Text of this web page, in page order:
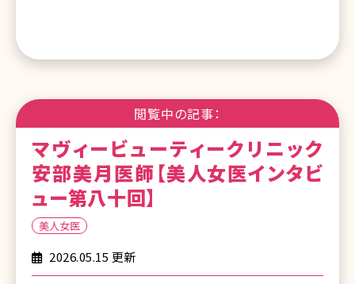
閲覧中の記事：
マヴィービューティークリニック
安部美月医師【美人女医インタビ
ュー第八十回】
美人女医
2026.05.15 更新